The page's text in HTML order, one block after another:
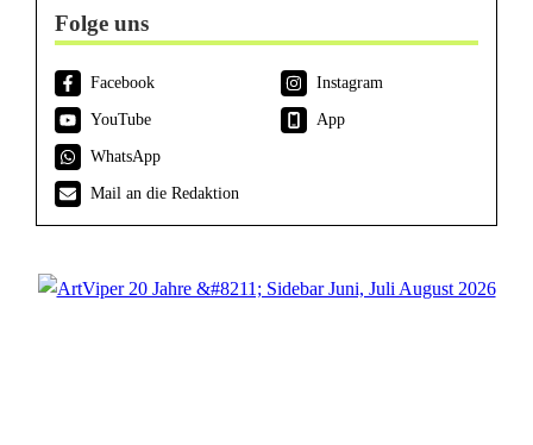
Folge uns
Facebook
Instagram
YouTube
App
WhatsApp
Mail an die Redaktion